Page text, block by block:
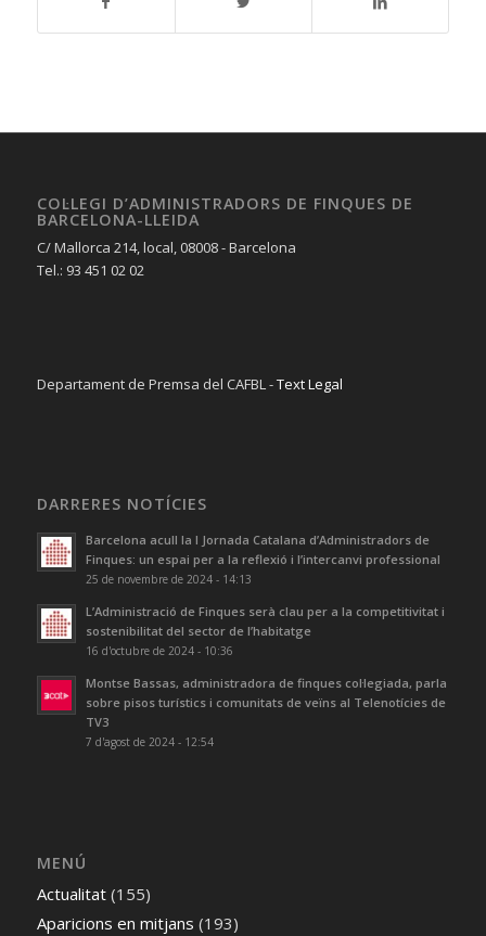
COL·LEGI D’ADMINISTRADORS DE FINQUES DE
BARCELONA-LLEIDA
C/ Mallorca 214, local, 08008 - Barcelona
Tel.: 93 451 02 02
Departament de Premsa del CAFBL -Text Legal
DARRERES NOTÍCIES
Barcelona acull la I Jornada Catalana d’Administradors de
Finques: un espai per a la reflexió i l’intercanvi professional
25 de novembre de 2024 - 14:13
L’Administració de Finques serà clau per a la competitivitat i
sostenibilitat del sector de l’habitatge
16 d'octubre de 2024 - 10:36
Montse Bassas, administradora de finques col·legiada, parla
sobre pisos turístics i comunitats de veïns al Telenotícies de
TV3
7 d'agost de 2024 - 12:54
MENÚ
Actualitat(155)
Aparicions en mitjans (193)